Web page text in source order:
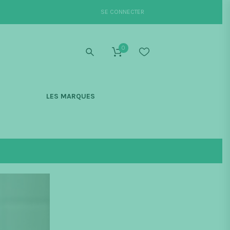
SE CONNECTER
0
LES MARQUES